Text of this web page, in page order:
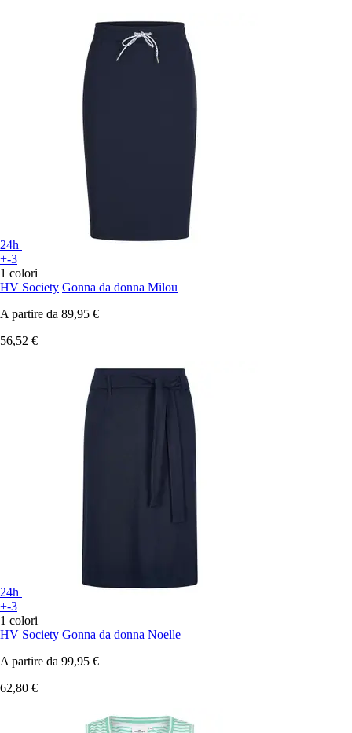
24h
+-3
1 colori
HV Society Gonna da donna Milou
A partire da 89,95 €
56,52 €
24h
+-3
1 colori
HV Society Gonna da donna Noelle
A partire da 99,95 €
62,80 €